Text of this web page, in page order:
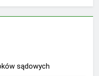
sądowych